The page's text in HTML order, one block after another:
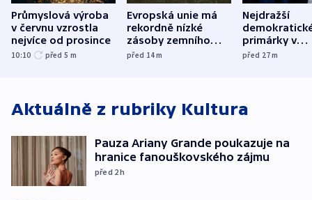
Průmyslová výroba
v červnu vzrostla
nejvíce od prosince
10:10 před 5 m
Evropská unie má
rekordně nízké
zásoby zemního
plynu
před 14m
Nejdražší
primárky v
Michiganu
před 27m
Aktuálně z rubriky Kultura
Pauza Ariany Grande poukazuje na
hranice fanouškovského zájmu
před 2h